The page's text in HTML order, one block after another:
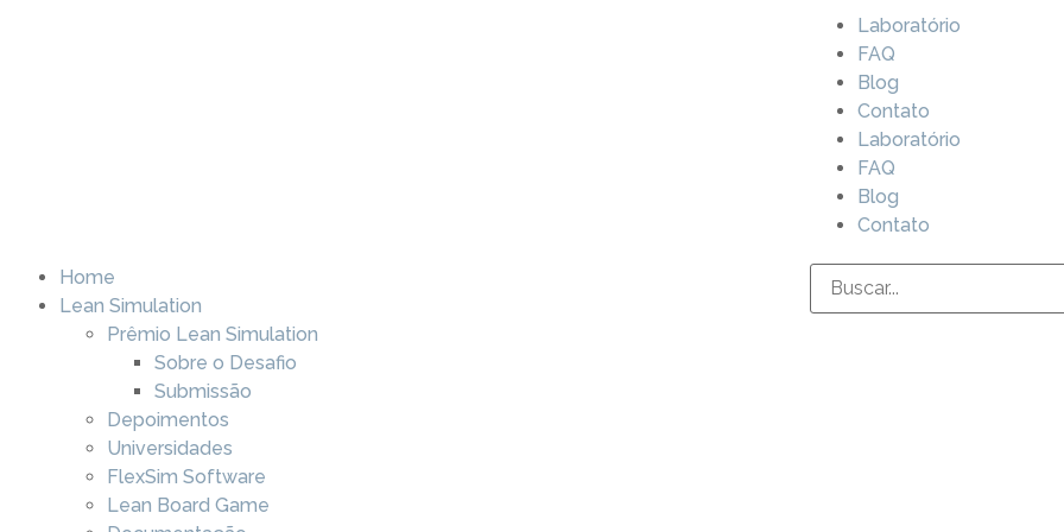
Laboratório
FAQ
Blog
Contato
Laboratório
FAQ
Blog
Contato
Home
Lean Simulation
Prêmio Lean Simulation
Sobre o Desafio
Submissão
Depoimentos
Universidades
FlexSim Software
Lean Board Game